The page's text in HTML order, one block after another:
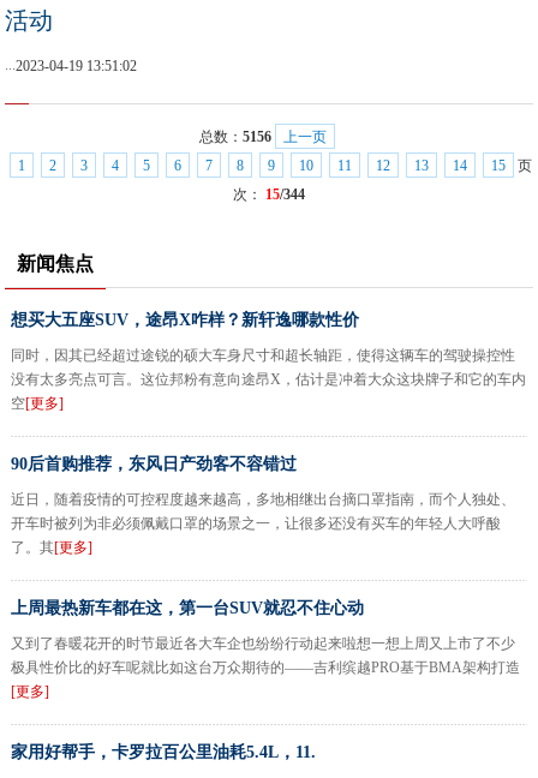
活动
...2023-04-19 13:51:02
总数： 5156
上一页
1
2 3 4 5 6 7 8 9 10 11 12 13 14 15
页
次： 15/344
新闻焦点
想买大五座SUV，途昂X咋样？新轩逸哪款性价
同时，因其已经超过途锐的硕大车身尺寸和超长轴距，使得这辆车的驾驶操控性
没有太多亮点可言。这位邦粉有意向途昂X，估计是冲着大众这块牌子和它的车内
空[更多]
90后首购推荐，东风日产劲客不容错过
近日，随着疫情的可控程度越来越高，多地相继出台摘口罩指南，而个人独处、
开车时被列为非必须佩戴口罩的场景之一，让很多还没有买车的年轻人大呼酸
了。其[更多]
上周最热新车都在这，第一台SUV就忍不住心动
又到了春暖花开的时节最近各大车企也纷纷行动起来啦想一想上周又上市了不少
极具性价比的好车呢就比如这台万众期待的——吉利缤越PRO基于BMA架构打造
[更多]
家用好帮手，卡罗拉百公里油耗5.4L，11.